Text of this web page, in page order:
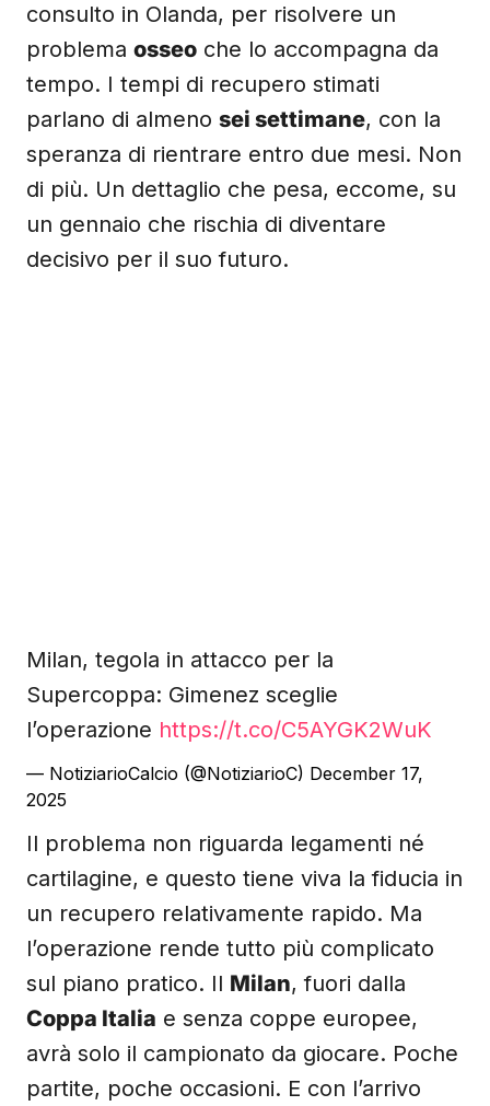
consulto in Olanda, per risolvere un
problema osseo che lo accompagna da
tempo. I tempi di recupero stimati
parlano di almeno sei settimane, con la
speranza di rientrare entro due mesi. Non
di più. Un dettaglio che pesa, eccome, su
un gennaio che rischia di diventare
decisivo per il suo futuro.
Milan, tegola in attacco per la
Supercoppa: Gimenez sceglie
l’operazione https://t.co/C5AYGK2WuK
— NotiziarioCalcio (@NotiziarioC) December 17,
2025
Il problema non riguarda legamenti né
cartilagine, e questo tiene viva la fiducia in
un recupero relativamente rapido. Ma
l’operazione rende tutto più complicato
sul piano pratico. Il Milan, fuori dalla
Coppa Italia e senza coppe europee,
avrà solo il campionato da giocare. Poche
partite, poche occasioni. E con l’arrivo